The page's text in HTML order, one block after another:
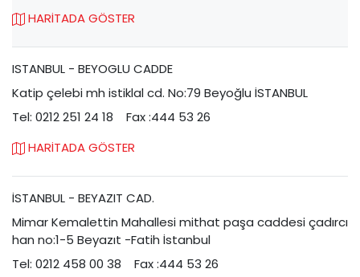
HARİTADA GÖSTER
ISTANBUL - BEYOGLU CADDE
Katip çelebi mh istiklal cd. No:79 Beyoğlu İSTANBUL
Tel: 0212 251 24 18
Fax :444 53 26
HARİTADA GÖSTER
İSTANBUL - BEYAZIT CAD.
Mimar Kemalettin Mahallesi mithat paşa caddesi çadırcı
han no:1-5 Beyazıt -Fatih İstanbul
Tel: 0212 458 00 38
Fax :444 53 26